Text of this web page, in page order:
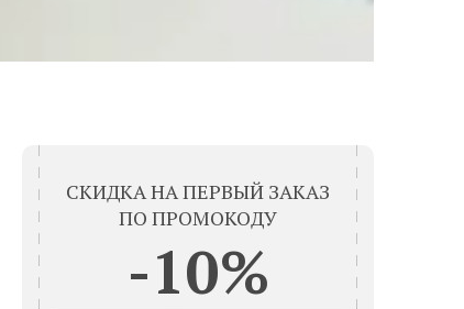
СКИДКА НА ПЕРВЫЙ ЗАКАЗ
ПО ПРОМОКОДУ
-10%